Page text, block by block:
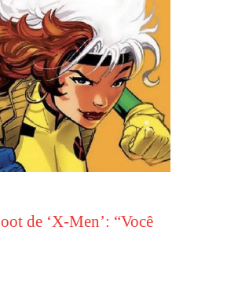
de ‘X-Men’: “Você